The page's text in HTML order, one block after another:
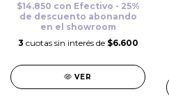
$14.850 con Efectivo - 25%
de descuento abonando
en el showroom
3 cuotas sin interés de $6.600
VER